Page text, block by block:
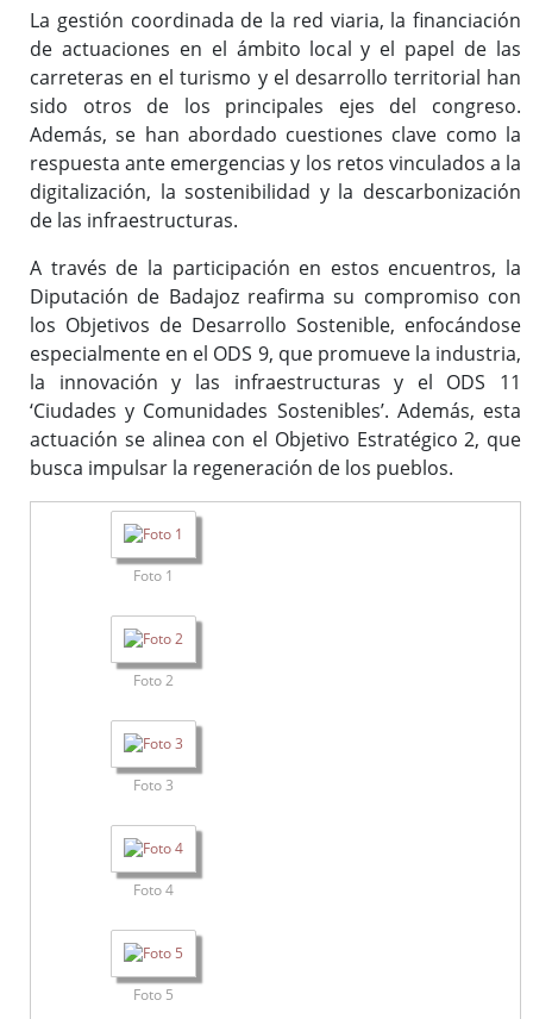
La gestión coordinada de la red viaria, la financiación
de actuaciones en el ámbito local y el papel de las
carreteras en el turismo y el desarrollo territorial han
sido otros de los principales ejes del congreso.
Además, se han abordado cuestiones clave como la
respuesta ante emergencias y los retos vinculados a la
digitalización, la sostenibilidad y la descarbonización
de las infraestructuras.
A través de la participación en estos encuentros, la
Diputación de Badajoz reafirma su compromiso con
los Objetivos de Desarrollo Sostenible, enfocándose
especialmente en el ODS 9, que promueve la industria,
la innovación y las infraestructuras y el ODS 11
‘Ciudades y Comunidades Sostenibles’. Además, esta
actuación se alinea con el Objetivo Estratégico 2, que
busca impulsar la regeneración de los pueblos.
Foto 1
Foto 2
Foto 3
Foto 4
Foto 5